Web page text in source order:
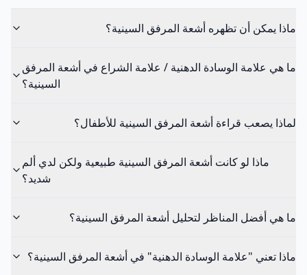
ماذا يمكن أن تظهره أشعة المرفق السينية؟
ما هي علامة الوسادة الدهنية / علامة الشراع في أشعة المرفق
السينية؟
لماذا يصعب قراءة أشعة المرفق السينية للأطفال؟
ماذا لو كانت أشعة المرفق السينية طبيعية ولكن لدي ألم
شديد؟
ما هي أفضل المناظر لتحليل أشعة المرفق السينية؟
ماذا تعني "علامة الوسادة الدهنية" في أشعة المرفق السينية؟